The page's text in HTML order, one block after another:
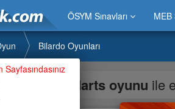
ÖSYM Sınavları MEB
Bilardo Oyunları
darts oyunu ile